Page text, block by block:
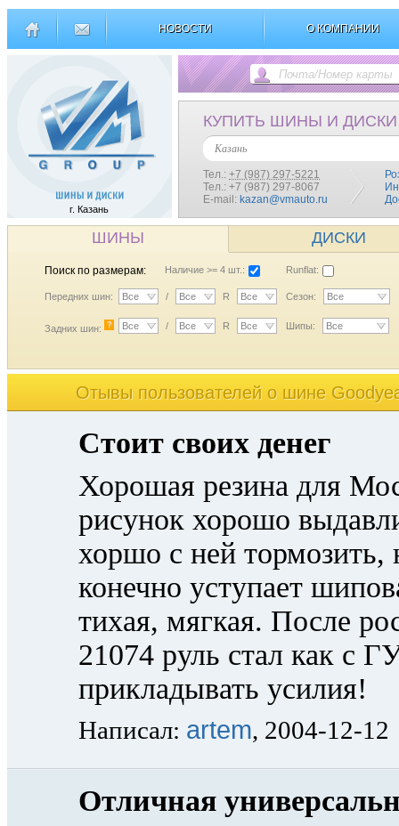
НОВОСТИ О КОМПАНИИ
г. Казань
КУПИТЬ ШИНЫ И ДИСКИ
Казань
Тел.: +7 (987) 297-5221
Тел.: +7 (987) 297-8067
E-mail: kazan@vmauto.ru
ШИНЫ ДИСКИ
Поиск по размерам: Наличие >= 4 шт.: Runflat:
Передних шин: Все / Все R Все Сезон: Все
Задних шин: ? Все / Все R Все Шипы: Все
Отывы пользователей o шине
Стоит своих денег
Хорошая резина для
рисунок хорошо
хоршо с ней
конечно уступает
тихая, мягкая. После
21074 руль стал как с
прикладывать усилия!
Написал: artem, 2004-12-12
Отличная